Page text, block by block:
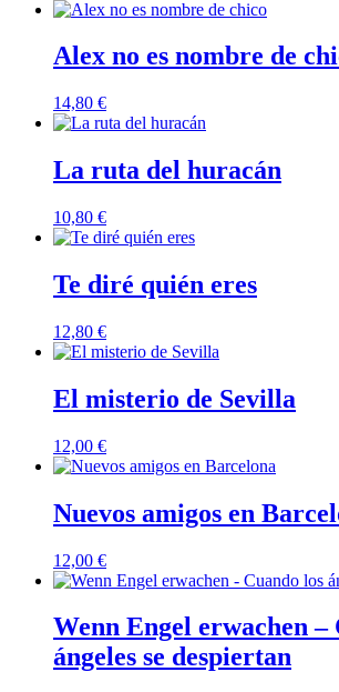
Alex no es nombre de
14,80 €
La ruta del huracán
10,80 €
Te diré quién eres
12,80 €
El misterio de Sevilla
12,00 €
Nuevos amigos en
12,00 €
Wenn Engel erwachen –
ángeles se despiertan